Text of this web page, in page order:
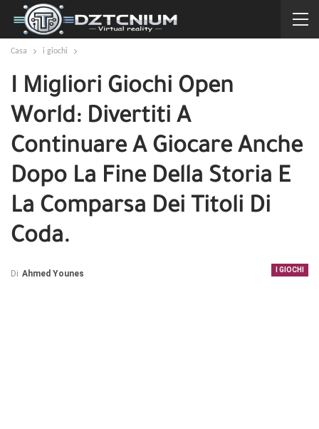
Casa i giochi
I Migliori Giochi Open
World: Divertiti A
Continuare A Giocare Anche
Dopo La Fine Della Storia E
La Comparsa Dei Titoli Di
Coda.
I GIOCHI
Di Ahmed Younes